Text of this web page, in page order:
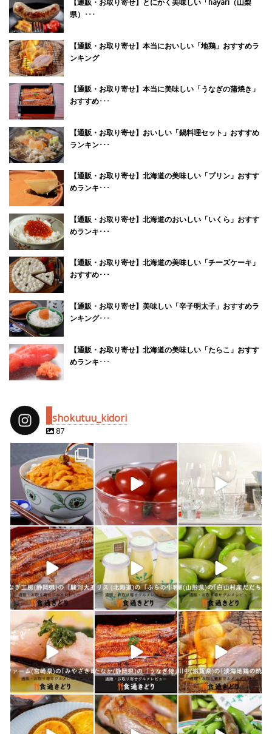
【通販・お取り寄せ】とにかく美味しい「hayari（山梨
県）･･･
【通販・お取り寄せ】本当においしい「地鶏」おすすめラ
ンキング
【通販・お取り寄せ】本当に美味しい「うなぎの蒲焼き」
おすすめ･･･
【通販・お取り寄せ】おいしい「鍋料理セット」おすすめ
ランキン･･･
【通販・お取り寄せ】北海道の美味しい「プリン」おすす
めランキ･･･
【通販・お取り寄せ】北海道のおいしい「いくら」おすす
めランキ･･･
【通販・お取り寄せ】北海道の美味しい「チーズケーキ」
おすすめ･･･
【通販・お取り寄せ】美味しい「辛子明太子」おすすめラ
ンキング･･･
【通販・お取り寄せ】北海道の美味しい「たらこ」おすす
めランキ･･･
shokutuu_kidori
87
shokutuu_kidori
4月 25 2月 14 2月 13
shokutuu_kidori
1月 26
shokutuu_kidori
1月 24
shokutuu_kidori
1月 23
shokutuu_kidori
1月 21
shokutuu_kidori
1月 19
shokutuu_kidori
1月 18
shokutuu_kidori shokutuu_kidori shokutuu_kidori